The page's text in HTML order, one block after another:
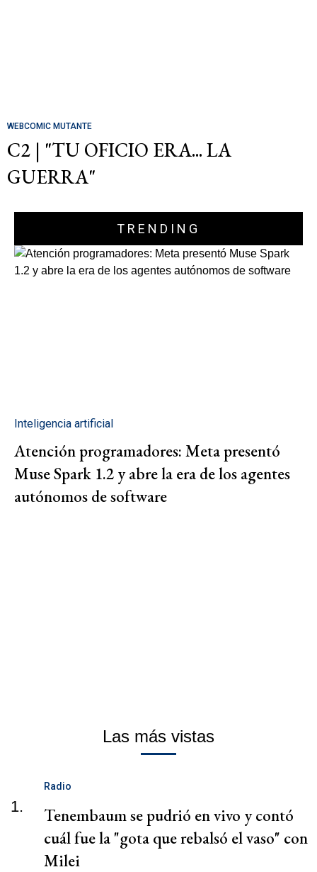
WEBCOMIC MUTANTE
C2 | "TU OFICIO ERA... LA
GUERRA"
TRENDING
Inteligencia artificial
Atención programadores: Meta presentó
Muse Spark 1.2 y abre la era de los agentes
autónomos de software
Las más vistas
1.
Radio
Tenembaum se pudrió en vivo y contó
cuál fue la "gota que rebalsó el vaso" con
Milei